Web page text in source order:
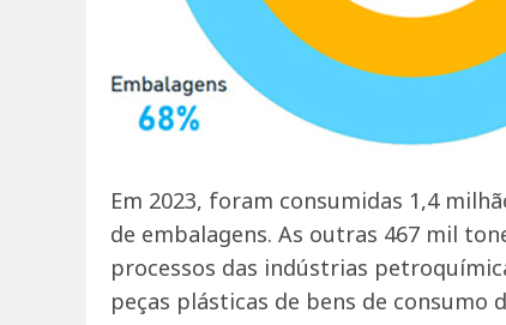
Em 2023, foram consumidas 1,4
de embalagens. As outras 467 mil
processos das indústrias
peças plásticas de bens de consumo